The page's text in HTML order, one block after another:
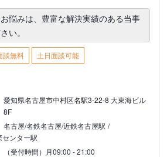
悩みは、豊富な解決実績のある当事
い。
談無料
土日面談可能
愛知県名古屋市中村区名駅3-22-8 大東海ビル
8F
名古屋/名鉄名古屋/近鉄名古屋駅
センター駅
（受付時間） 月09:00 - 21:00